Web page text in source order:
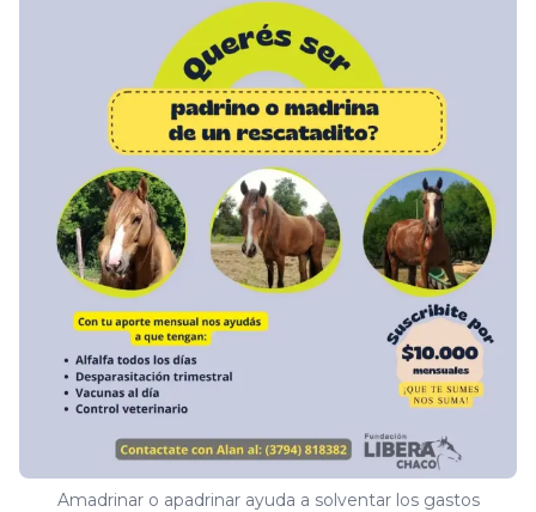
Amadrinar o apadrinar ayuda a solventar los gastos